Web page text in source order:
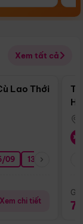
Xem tất cả
nổi bật
Lao Thới
09 13/09
Xem chi tiết